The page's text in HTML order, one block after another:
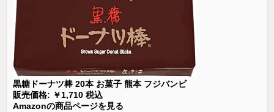
黒糖ドーナツ棒 20本 お菓子 熊本 フジバンビ
販売価格: ￥1,710 税込
Amazonの商品ページを見る